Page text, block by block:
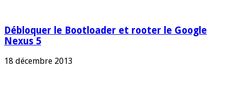
Débloquer le Bootloader et rooter le Google
Nexus 5
18 décembre 2013